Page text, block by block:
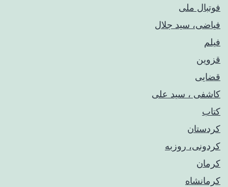
فوتبال ملی
فیاضی، سید جلال
فیلم
قزوین
قضایی
کاشفی ، سید علی
کتاب
کردستان
کردونی، روزبه
کرمان
کرمانشاه